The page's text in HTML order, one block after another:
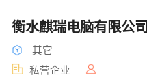
衡水麒瑞电脑有限公司
其它
私营企业